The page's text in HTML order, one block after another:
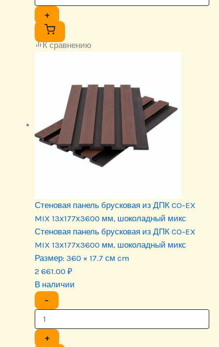
+
К сравнению
Стеновая панель брусковая из ДПК CO-EX
MIX 13х177х3600 мм, шоколадный микс
Стеновая панель брусковая из ДПК CO-EX
MIX 13х177х3600 мм, шоколадный микс
Размер: 360 × 17.7 см cm
2 661.00 ₽
В наличии
−
+